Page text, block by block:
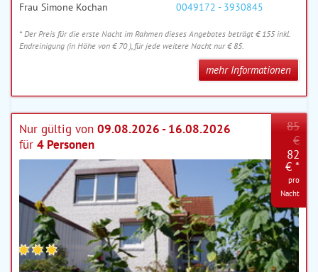
Frau Simone Kochan
0049172 - 3930845
* Der Preis für die erste Nacht im Rahmen dieses Angebotes beträgt € 155 inkl.
Endreinigung (in Höhe von € 70 ), für jede weitere Nacht nur € 85.
mehr Informationen
Nur gültig von 09.08.2026 - 16.08.2026
für 4 Personen
85
€
82
€ *
pro
Nacht